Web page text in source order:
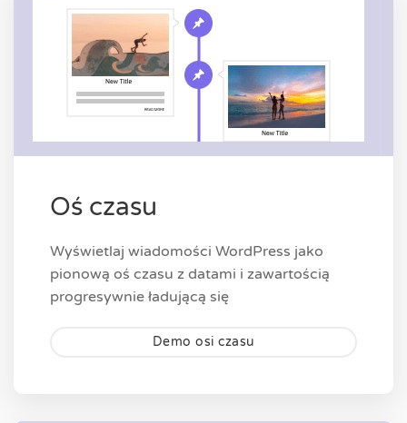
Oś czasu
Wyświetlaj wiadomości WordPress jako
pionową oś czasu z datami i zawartością
progresywnie ładującą się
Demo osi czasu